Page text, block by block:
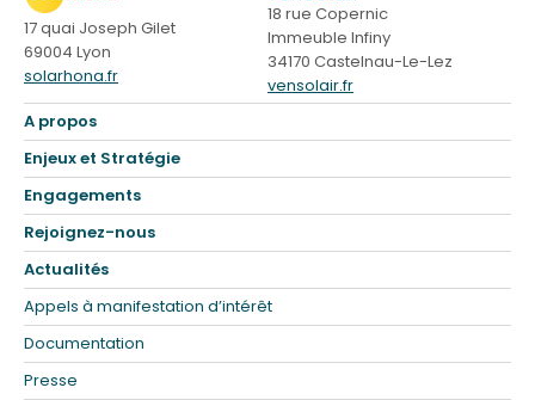
17 quai Joseph Gilet
69004 Lyon
solarhona.fr
18 rue Copernic
Immeuble Infiny
34170 Castelnau-Le-Lez
vensolair.fr
A propos
Enjeux et Stratégie
Engagements
Rejoignez-nous
Actualités
Appels à manifestation d’intérêt
Documentation
Presse